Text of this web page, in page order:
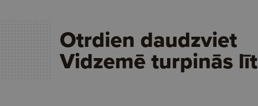
Otrdien daudzviet
Vidzemē turpinās līt